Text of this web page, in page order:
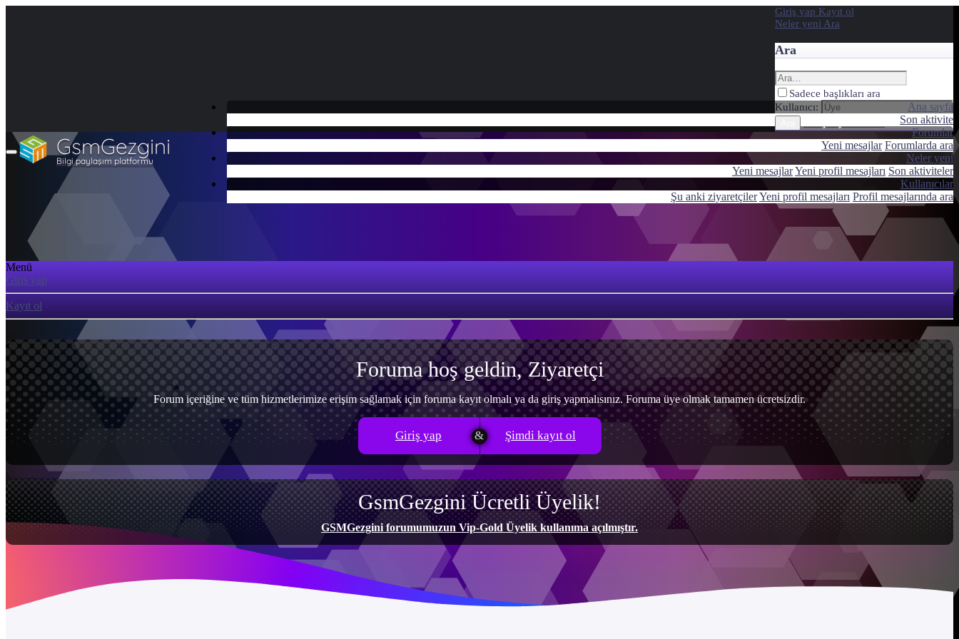
Giriş yap Kayıt ol
Neler yeni Ara
Ara
Sadece başlıkları ara
Kullanıcı:
GsmGezgini
Bilgi paylaşım platformu
Ana sayfa
Son aktivite
Forumlar
Yeni mesajlar Forumlarda ara
Neler yeni
Yeni mesajlarYeni profil mesajları Son aktiviteler
Kullanıcılar
Şu anki ziyaretçilerYeni profil mesajları Profil mesajlarında ara
Menü
Giriş yap
Kayıt ol
Foruma hoş geldin, Ziyaretçi
Forum içeriğine ve tüm hizmetlerimize erişim sağlamak için foruma kayıt olmalı ya da giriş yapmalısınız. Foruma üye olmak tamamen ücretsizdir.
Giriş yap Şimdi kayıt ol
GsmGezgini Ücretli Üyelik!
GSMGezgini forumumuzun Vip-Gold Üyelik kullanıma açılmıştır.